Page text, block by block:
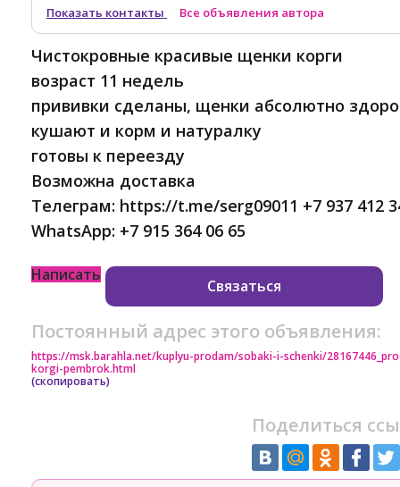
Показать контакты Все объявления автора
Чистокровные красивые щенки корги
возраст 11 недель
прививки сделаны, щенки абсолютно
кушают и корм и натуралку
готовы к переезду
Возможна доставка
Телеграм: https://t.me/serg09011 +7 937 412
WhatsApp: +7 915 364 06 65
Написать
Связаться
Постоянный адрес этого объявления:
https://msk.barahla.net/kuplyu-prodam/sobaki-i-schenki/
korgi-pembrok.html
(скопировать)
Поделиться